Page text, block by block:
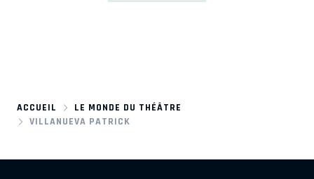
ACCUEIL
LE MONDE DU THÉÂTRE
VILLANUEVA PATRICK